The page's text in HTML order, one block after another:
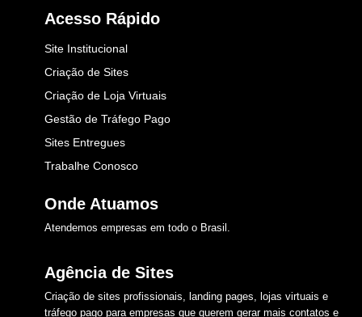
Acesso Rápido
Site Institucional
Criação de Sites
Criação de Loja Virtuais
Gestão de Tráfego Pago
Sites Entregues
Trabalhe Conosco
Onde Atuamos​
Atendemos empresas em todo o Brasil.
Agência de Sites
Criação de sites profissionais, landing pages, lojas virtuais e
tráfego pago para empresas que querem gerar mais contatos e